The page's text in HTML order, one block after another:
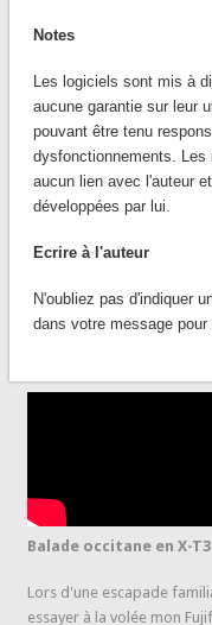
Notes
Les logiciels sont mis à
aucune garantie sur leur
pouvant être tenu
dysfonctionnements. Les
aucun lien avec l'auteur
développées par lui.
Ecrire à l'auteur
N'oubliez pas d'indiquer
dans votre message pour
Balade occitane en X-T3
Lors d'une escapade
essayer à la volée mon